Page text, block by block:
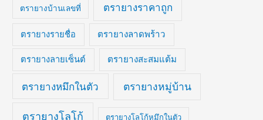
ตรายางบ้านเลขที่ ตรายางราคาถูก
ตรายางรายชื่อ ตรายางลาดพร้าว
ตรายางลายเซ็นต์ ตรายางสะสมแต้ม
ตรายางหมึกในตัว ตรายางหมู่บ้าน
ตรายางโลโก้ ตรายางโลโก้หมึกในตัว